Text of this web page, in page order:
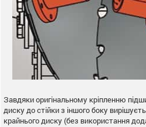
Завдяки оригінальному кріпленню
диску до стійки з іншого боку
крайнього диску (без використання